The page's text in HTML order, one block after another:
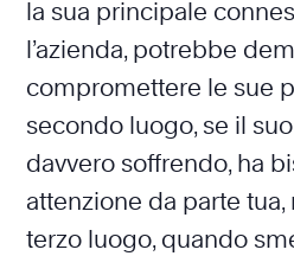
la sua principale
l’azienda, potrebbe
compromettere le sue
secondo luogo, se il
davvero soffrendo, ha
attenzione da parte tua,
terzo luogo, quando